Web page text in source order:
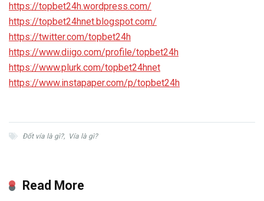
https://topbet24h.wordpress.com/
https://topbet24hnet.blogspot.com/
https://twitter.com/topbet24h
https://www.diigo.com/profile/topbet24h
https://www.plurk.com/topbet24hnet
https://www.instapaper.com/p/topbet24h
Đốt vía là gì?, Vía là gì?
Read More